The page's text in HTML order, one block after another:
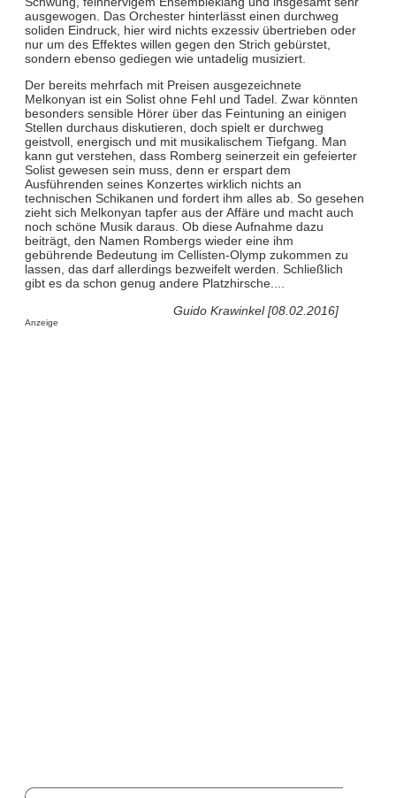
ausgewogen. Das Orchester hinterlässt einen durchweg
soliden Eindruck, hier wird nichts exzessiv übertrieben oder
nur um des Effektes willen gegen den Strich gebürstet,
sondern ebenso gediegen wie untadelig musiziert.
Der bereits mehrfach mit Preisen ausgezeichnete
Melkonyan ist ein Solist ohne Fehl und Tadel. Zwar könnten
besonders sensible Hörer über das Feintuning an einigen
Stellen durchaus diskutieren, doch spielt er durchweg
geistvoll, energisch und mit musikalischem Tiefgang. Man
kann gut verstehen, dass Romberg seinerzeit ein gefeierter
Solist gewesen sein muss, denn er erspart dem
Ausführenden seines Konzertes wirklich nichts an
technischen Schikanen und fordert ihm alles ab. So gesehen
zieht sich Melkonyan tapfer aus der Affäre und macht auch
noch schöne Musik daraus. Ob diese Aufnahme dazu
beiträgt, den Namen Rombergs wieder eine ihm
gebührende Bedeutung im Cellisten-Olymp zukommen zu
lassen, das darf allerdings bezweifelt werden. Schließlich
gibt es da schon genug andere Platzhirsche....
Guido Krawinkel [08.02.2016]
Anzeige